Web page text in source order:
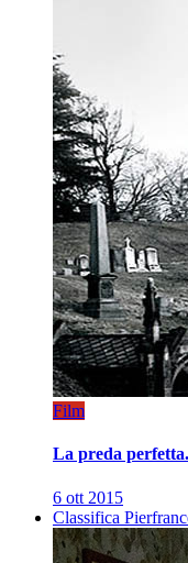
Film
La preda
6 ott 2015
Classifica